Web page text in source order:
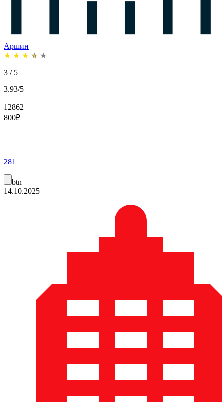
Аршин
★ ★ ★ ★ ★
3 / 5
3.93/5
12862
800₽
281
btn
14.10.2025